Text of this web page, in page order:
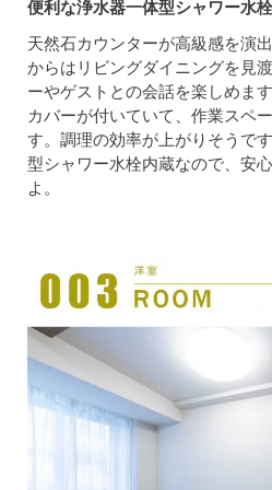
便利な浄水器一体型シャワー水栓
天然石カウンターが高級感を演
からはリビングダイニングを見
ーやゲストとの会話を楽しめま
カバーが付いていて、作業スペ
す。調理の効率が上がりそうで
型シャワー水栓内蔵なので、安
よ。